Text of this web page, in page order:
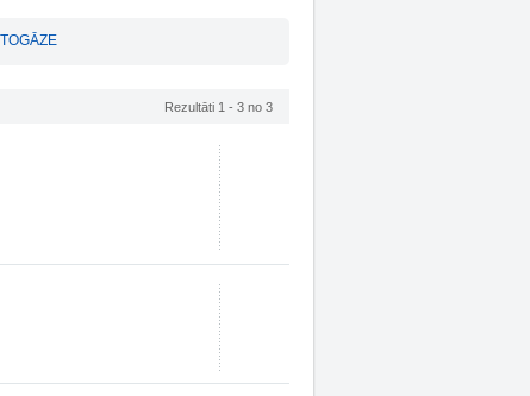
Rezultāti 1 - 3 no 3